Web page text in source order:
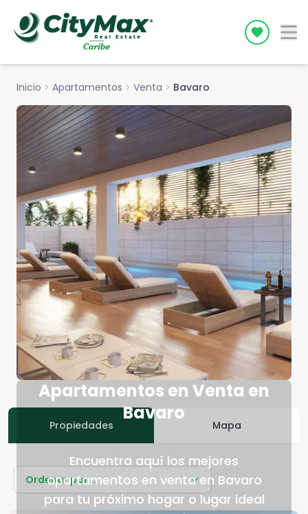
Icon
Inicio chevron_right Apartamentos chevron_right Venta chevron_right Bavaro
Apartamentos en Venta en
Bavaro
Encuentra aquí los mejores
apartamentos en venta en Bavaro
para tu próximo hogar o lugar ideal
Propiedades Mapa
Ordenar por...